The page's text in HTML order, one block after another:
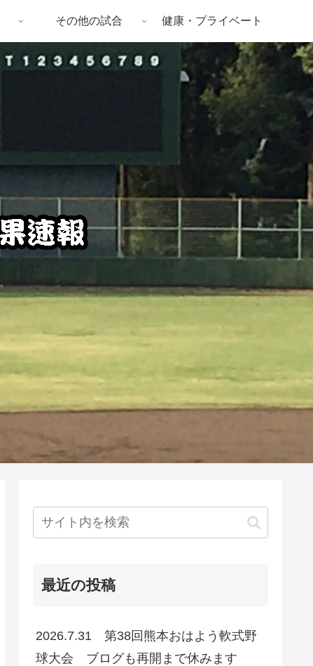
その他の試合 健康・プライベート
最近の投稿
2026.7.31 第38回熊本おはよう軟式野
球大会 ブログも再開まで休みます